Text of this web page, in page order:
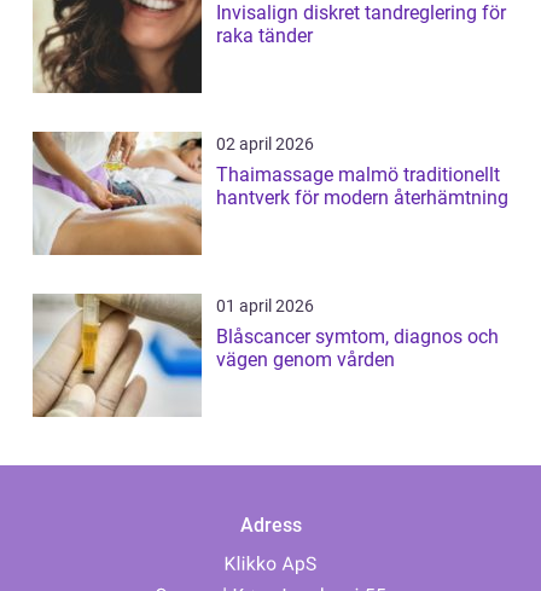
Invisalign diskret tandreglering för
raka tänder
02 april 2026
Thaimassage malmö traditionellt
hantverk för modern återhämtning
01 april 2026
Blåscancer symtom, diagnos och
vägen genom vården
Adress